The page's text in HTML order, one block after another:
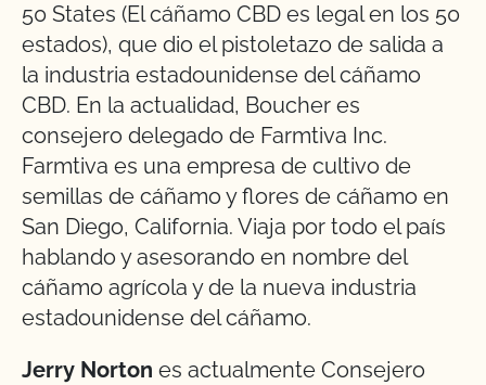
50 States (El cáñamo CBD es legal en los 50
estados), que dio el pistoletazo de salida a
la industria estadounidense del cáñamo
CBD. En la actualidad, Boucher es
consejero delegado de Farmtiva Inc.
Farmtiva es una empresa de cultivo de
semillas de cáñamo y flores de cáñamo en
San Diego, California. Viaja por todo el país
hablando y asesorando en nombre del
cáñamo agrícola y de la nueva industria
estadounidense del cáñamo.
Jerry Norton es actualmente Consejero